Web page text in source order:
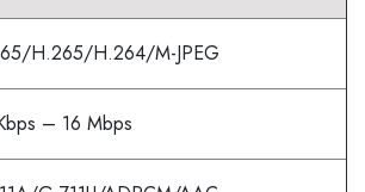
H.265/H.264/M-JPEG
– 16 Mbps